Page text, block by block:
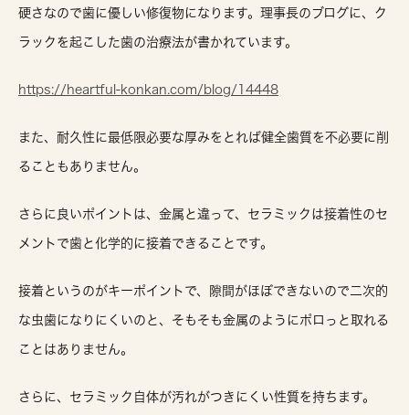
硬さなので歯に優しい修復物になります。理事長のブログに、ク
ラックを起こした歯の治療法が書かれています。
https://heartful-konkan.com/blog/14448
また、耐久性に最低限必要な厚みをとれば健全歯質を不必要に削
ることもありません。
さらに良いポイントは、金属と違って、セラミックは接着性のセ
メントで歯と化学的に接着できることです。
接着というのがキーポイントで、隙間がほぼできないので二次的
な虫歯になりにくいのと、そもそも金属のようにポロっと取れる
ことはありません。
さらに、セラミック自体が汚れがつきにくい性質を持ちます。